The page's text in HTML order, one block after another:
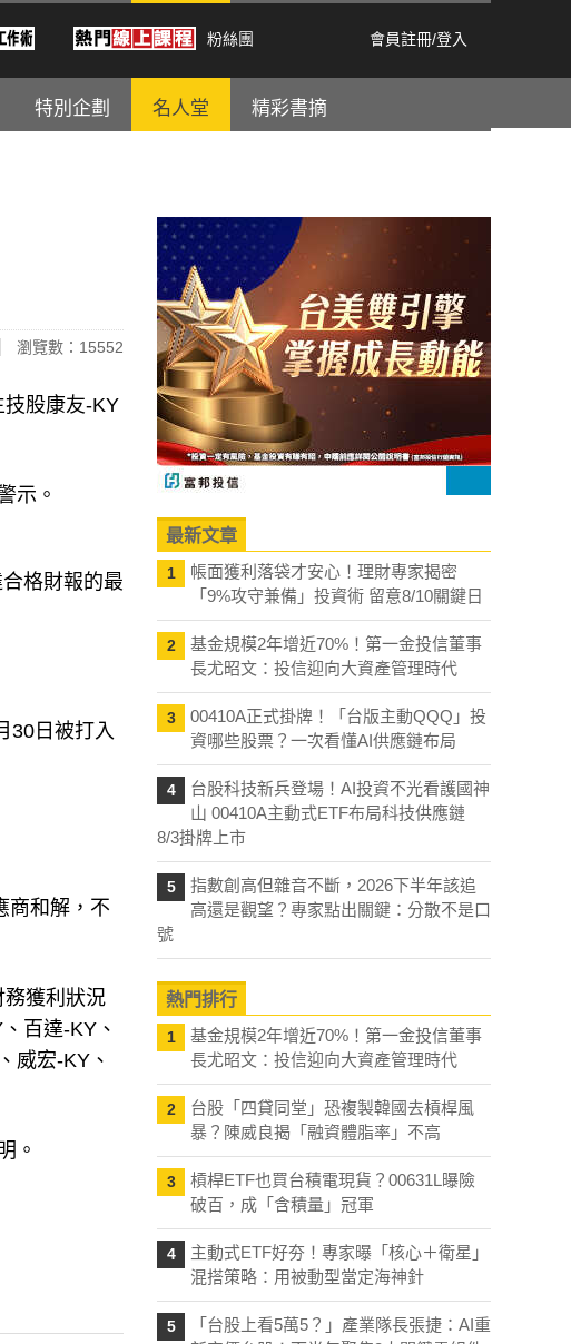
粉絲團 會員註冊/登入
特別企劃 名人堂 精彩書摘
瀏覽數：15552
股康友-KY
示。
格財報的最
30日被打入
商和解，不
獲利狀況
百達-KY、
威宏-KY、
。
最新文章
1
帳面獲利落袋才安心！理財專家揭密
「9%攻守兼備」投資術 留意8/10關鍵日
2
基金規模2年增近70%！第一金投信董事
長尤昭文：投信迎向大資產管理時代
3
00410A正式掛牌！「台版主動QQQ」投
資哪些股票？一次看懂AI供應鏈布局
4
台股科技新兵登場！AI投資不光看護國神
山 00410A主動式ETF布局科技供應鏈
8/3掛牌上市
5
指數創高但雜音不斷，2026下半年該追
高還是觀望？專家點出關鍵：分散不是口
號
熱門排行
1
基金規模2年增近70%！第一金投信董事
長尤昭文：投信迎向大資產管理時代
2
台股「四貸同堂」恐複製韓國去槓桿風
暴？陳威良揭「融資體脂率」不高
3
槓桿ETF也買台積電現貨？00631L曝險
破百，成「含積量」冠軍
4
主動式ETF好夯！專家曝「核心＋衛星」
混搭策略：用被動型當定海神針
5
「台股上看5萬5？」產業隊長張捷：AI重